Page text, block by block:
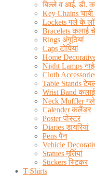
बिल्ले व आई. डी.
Key Chains
Lockets गले के
Bracelets कलाई
Rings अंगूठियां
Caps टोपियां
Home
Night Lamps
Cloth
Table Stands
Wrist Band
Neck Muffler
Calender कलैंडर
Poster पोस्टर
Diaries डायरियां
Pens पैन
Vehicle
Statues मूर्तियां
Stickers स्टिकर
T-Shirts